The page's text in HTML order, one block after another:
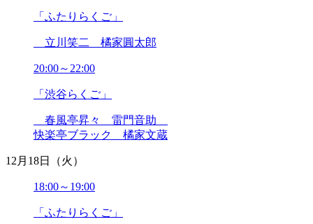
2021年06月
2021年05月
2021年04月
2021年03月
2021年01月
2020年11月
2020年10月
2020年09月
2020年08月
2020年07月
2020年05月
「ふたりらくご」
立川笑二 橘家圓太郎
20:00～22:00
「渋谷らくご」
春風亭昇々 雷門音助
快楽亭ブラック 橘家文蔵
12月18日（火）
18:00～19:00
「ふたりらくご」